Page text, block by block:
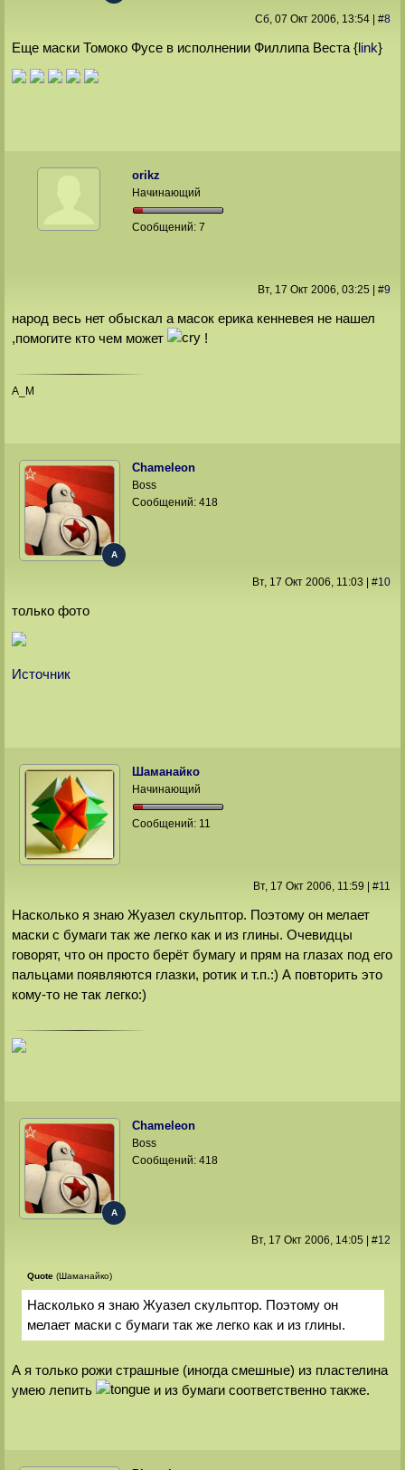
Сб, 07 Окт 2006, 13:54| #8
Еще маски Томоко Фусе в исполнении Филлипа Веста {link}
orikz
Начинающий
Сообщений:7
Вт, 17 Окт 2006, 03:25 #9
народ весь нет обыскал а масок ерика кенневея не нашел
,помогите кто чем может
!
A_M
Chameleon
A
Boss
Сообщений:418
Вт, 17 Окт 2006, 11:03 #10
только фото
Источник
Шаманайко
Начинающий
Сообщений: 11
Вт, 17 Окт 2006, 11:59 #11
Насколько я знаю Жуазел скульптор. Поэтому он мелает
маски с бумаги так же легко как и из глины. Очевидцы
говорят, что он просто берёт бумагу и прям на глазах под его
пальцами появляются глазки, ротик и т.п.:) А повторить это
кому-то не так легко:)
Chameleon
A
Boss
Сообщений:418
Вт, 17 Окт 2006, 14:05 #12
Quote(Шаманайко)
Насколько я знаю Жуазел скульптор. Поэтому он
мелает маски с бумаги так же легко как и из глины.
А я только рожи страшные (иногда смешные) из пластелина
умею лепить
и из бумаги соответственно также.